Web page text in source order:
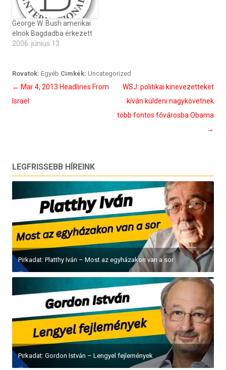
George W. Bush amerikai
elnök Bagdadba érkezett
2006. június 13
Rovatok: Egyéb Cimkék: Uncategorized
Bejegyzés
navigáció
← Mar 4, 2013 Headlines From
Israel:
WSJ: politikai kinevezetteket
kíván küldeni nagykövetnek
több fontos fővárosba Obama
→
LEGFRISSEBB HÍREINK
Pirkadat: Platthy Iván – Most az egyházakon van a sor
Pirkadat: Gordon István – Lengyel fejlemények